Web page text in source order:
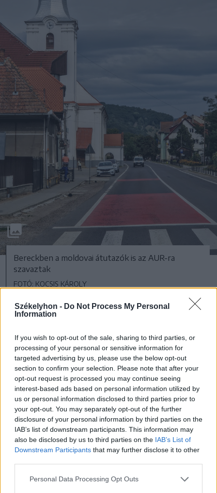
Székelyhon - Do Not Process My Personal
Information
If you wish to opt-out of the sale, sharing to third parties, or
processing of your personal or sensitive information for
targeted advertising by us, please use the below opt-out
section to confirm your selection. Please note that after your
opt-out request is processed you may continue seeing
interest-based ads based on personal information utilized by
us or personal information disclosed to third parties prior to
your opt-out. You may separately opt-out of the further
disclosure of your personal information by third parties on the
IAB’s list of downstream participants. This information may
also be disclosed by us to third parties on the IAB’s List of
Downstream Participants that may further disclose it to other
Personal Data Processing Opt Outs
Bereckben a moldovai átutazók is az AUR-ra
szavaztak
FOTÓ: KOCSIS KÁROLY
Dimény Zoltán polgármester
község, lakosságának negyede román, és
többségük George Simionra szavazott.
A rekordszámú (150)
szavazatot felmutató
Ojtozban az AUR-os jelölt
főként olyan átutazóktól
kapott 30 szavazatot, akik